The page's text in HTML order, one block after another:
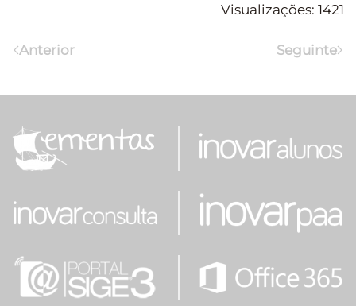
Visualizações: 1421
Anterior Seguinte